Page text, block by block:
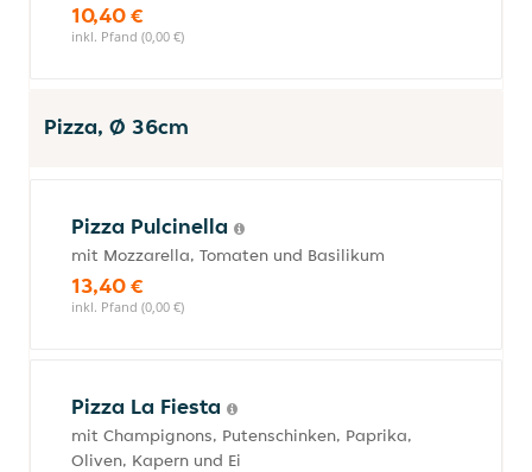
10,40 €
inkl. Pfand (0,00 €)
Pizza, Ø 36cm
Pizza Pulcinella
mit Mozzarella, Tomaten und Basilikum
13,40 €
inkl. Pfand (0,00 €)
Pizza La Fiesta
mit Champignons, Putenschinken, Paprika,
Oliven, Kapern und Ei